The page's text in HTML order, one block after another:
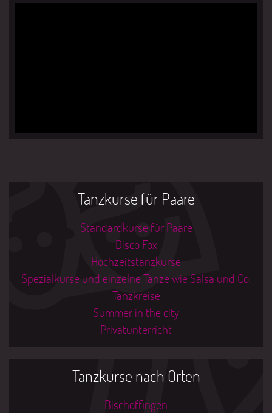
Tanzkurse für Paare
Standardkurse für Paare
Disco Fox
Hochzeitstanzkurse
Spezialkurse und einzelne Tänze wie Salsa und Co.
Tanzkreise
Summer in the city
Privatunterricht
Tanzkurse nach Orten
Bischoffingen